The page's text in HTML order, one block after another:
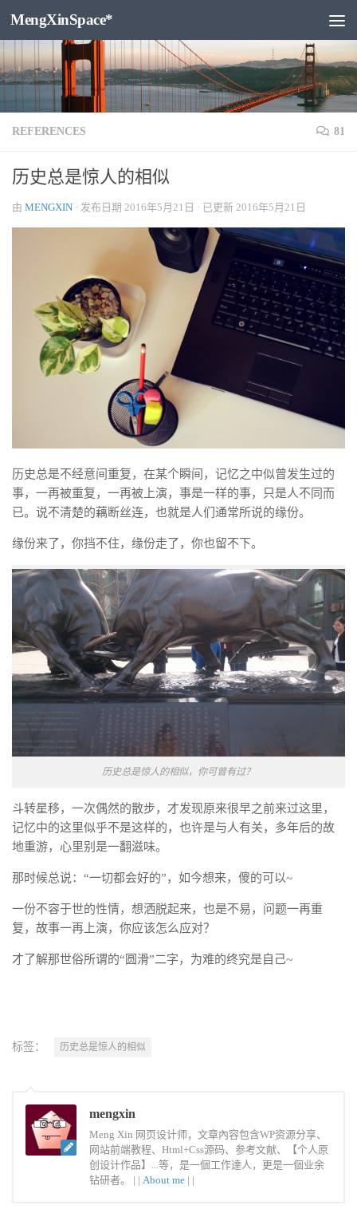
跳至内容
MengXinSpace*
REFERENCES 81
历史总是惊人的相似
由 MENGXIN · 发布日期 2016年5月21日 · 已更新 2016年5月21日
历史总是不经意间重复，在某个瞬间，记忆之中似曾发生过的
事，一再被重复，一再被上演，事是一样的事，只是人不同而
已。说不清楚的藕断丝连，也就是人们通常所说的缘份。
缘份来了，你挡不住，缘份走了，你也留不下。
历史总是惊人的相似，你可曾有过？
斗转星移，一次偶然的散步，才发现原来很早之前来过这里，
记忆中的这里似乎不是这样的，也许是与人有关，多年后的故
地重游，心里别是一翻滋味。
那时候总说：“一切都会好的”，如今想来，傻的可以~
一份不容于世的性情，想洒脱起来，也是不易，问题一再重
复，故事一再上演，你应该怎么应对？
才了解那世俗所谓的“圆滑”二字，为难的终究是自己~
标签： 历史总是惊人的相似
mengxin
Meng Xin 网页设计师，文章內容包含WP资源分享、
网站前端教程、Html+Css源码、参考文献、【个人原
创设计作品】...等，是一個工作達人，更是一個业余
钻研者。 | | About me | |